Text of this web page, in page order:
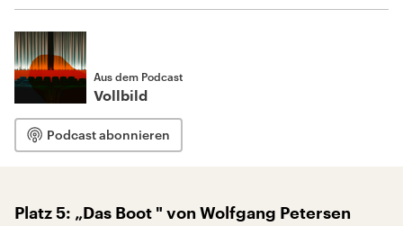
Aus dem Podcast
Vollbild
Podcast abonnieren
Platz 5: „Das Boot " von Wolfgang Petersen